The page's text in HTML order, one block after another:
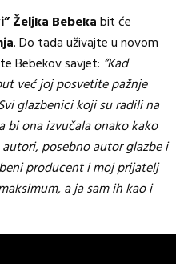
Željka Bebekabit će
. Do tada uživajte u novom
Bebekov savjet: “Kad
već joj posvetite pažnje
glazbenici koji su radili na
ona izvučala onako kako
posebno autor glazbe i
producent i moj prijatelj
a ja sam ih kao i